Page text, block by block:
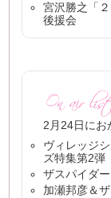
宮沢勝之「
後援会
2月24日にお
ヴィレッジ
ズ特集第2弾
ザスパイダ
加瀬邦彦＆